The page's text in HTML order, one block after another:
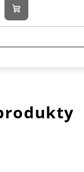
Do
košíku